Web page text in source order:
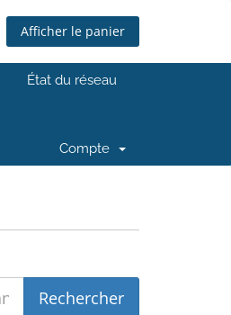
Afficher le panier
État du réseau
Compte